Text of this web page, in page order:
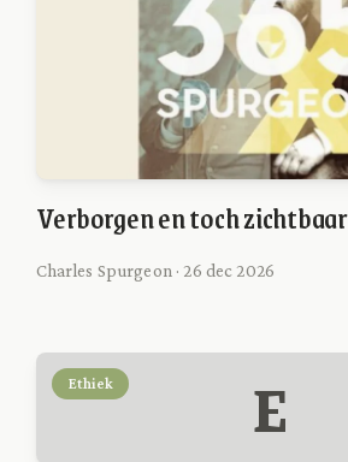
Verborgen en toch zichtbaar
Charles Spurgeon · 26 dec 2026
E
Ethiek